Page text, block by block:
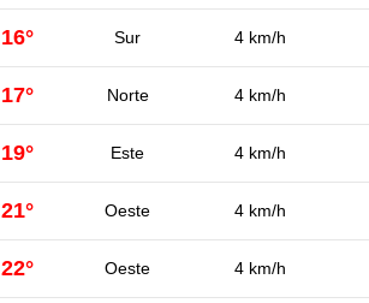
16° Sur 4 km/h
17° Norte 4 km/h
19° Este 4 km/h
21° Oeste 4 km/h
22° Oeste 4 km/h